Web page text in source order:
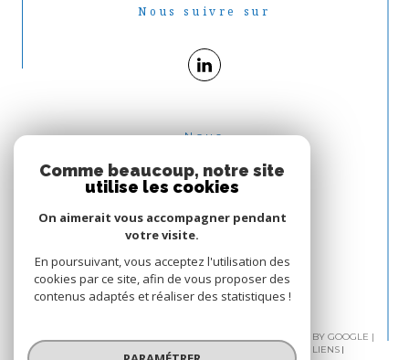
Nous suivre sur
Nous
© 2026 | TOUS DROITS RÉSERVÉS | TRADUCTION POWERED BY GOOGLE |
MENTIONS LÉGALES
NOS LIENS
Comme beaucoup, notre site
utilise les cookies
On aimerait vous accompagner pendant
votre visite.
En poursuivant, vous acceptez l'utilisation des
cookies par ce site, afin de vous proposer des
contenus adaptés et réaliser des statistiques !